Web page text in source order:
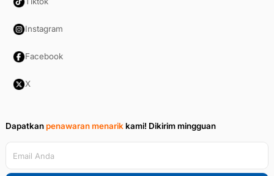
Instagram
Facebook
X
Dapatkanpenawaran menarikkami! Dikirim mingguan
Email Anda